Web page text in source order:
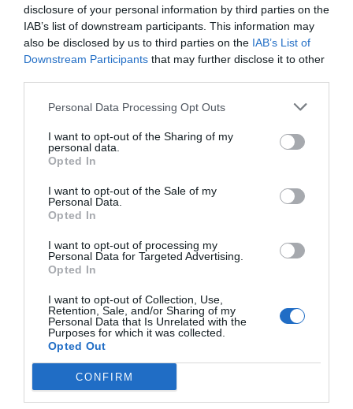
disclosure of your personal information by third parties on the
IAB’s list of downstream participants. This information may
also be disclosed by us to third parties on the IAB’s List of
Downstream Participants that may further disclose it to other
Personal Data Processing Opt Outs
I want to opt-out of the Sharing of my
personal data.
Opted In
I want to opt-out of the Sale of my
Personal Data.
Opted In
I want to opt-out of processing my
Personal Data for Targeted Advertising.
Opted In
I want to opt-out of Collection, Use,
Retention, Sale, and/or Sharing of my
Personal Data that Is Unrelated with the
Purposes for which it was collected.
Opted Out
CONFIRM
Best Western Metropoli
290 mdal centro
Eccellente 9.4/10
TARIFFE
Hotel Assarotti
Favoloso 8.5
Questo hotel ha TARIFFE PRIVATE InItalia Club!
1.08 kmdal centro
Buono 7.5 /10